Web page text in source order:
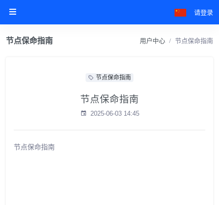
请登录
节点保命指南 用户中心 节点保命指南
节点保命指南
节点保命指南
2025-06-03 14:45
节点保命指南